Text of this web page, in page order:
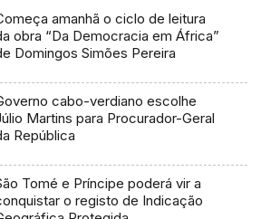
amanhã o ciclo de leitura
obra “Da Democracia em África”
Domingos Simões Pereira
cabo-verdiano escolhe
Martins para Procurador-Geral
República
Tomé e Príncipe poderá vir a
o registo de Indicação